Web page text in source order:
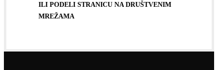
ILI PODELI STRANICU NA DRUŠTVENIM
MREŽAMA